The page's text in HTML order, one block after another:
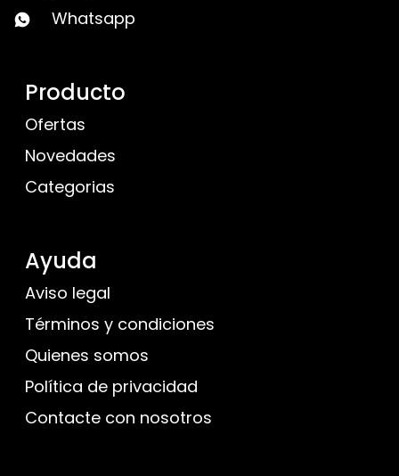
Whatsapp
Producto
Ofertas
Novedades
Categorias
Ayuda
Aviso legal
Términos y condiciones
Quienes somos
Política de privacidad
Contacte con nosotros